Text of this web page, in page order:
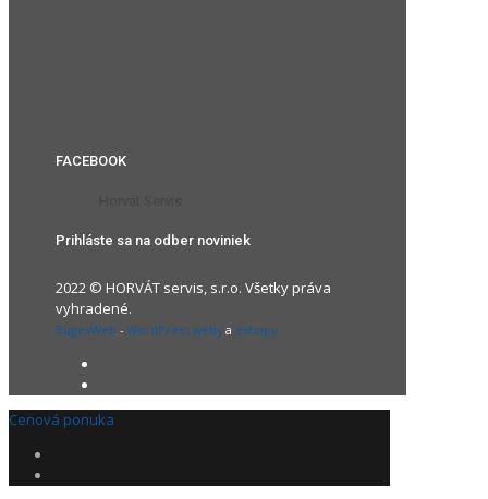
FACEBOOK
Prihláste sa na odber noviniek
2022 © HORVÁT servis, s.r.o. Všetky práva
vyhradené.
BugesWeb - WordPress weby a eshopy
Cenová ponuka